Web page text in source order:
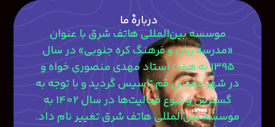
دربارۀ ما
موسسه بین‌المللی هاتف شرق با عنوان
«مدرسه زبان و فرهنگ کره جنوبی» در سال
1395 به همت استاد مهدی منصوری‎ خواه و
در شهر مقدس قم تاسیس گردید و با توجه به
گسترش و تنوع فعالیت‌ها در سال 1402 به
موسسه بین‌المللی هاتف شرق تغییر نام داد.